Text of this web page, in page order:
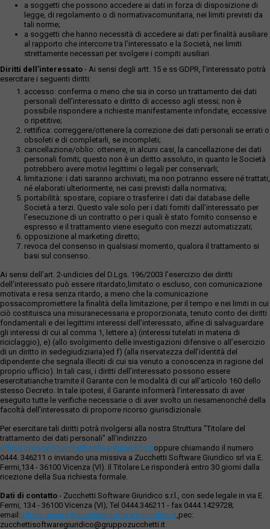
a soggetti che possono accedere ai dati in forza di disposizione di
legge, di regolamento o di normativacomunitaria, nei limiti previsti da
tali norme;
a soggetti che hanno necessità di accedere ai dati per finalità ausiliare
al rapporto che intercorre tra l’interessato e la Società, nei limiti
strettamente necessari per svolgere i compiti ausiliari.
Diritti dell’interessato - Ai sensi degli artt. 15 e ss GDPR, l’interessato potrà
esercitare i seguenti diritti:
accesso: conferma o meno che sia in corso un trattamento dei dati
personali dell’interessato e diritto di accesso agli stessi; non è
possibile rispondere a richieste manifestamente infondate, eccessive
o ripetitive;
rettifica: correggere/ottenere la correzione dei dati personali se errati o
obsoleti e di completarli, se incompleti;
cancellazione/oblio: ottenere, in alcuni casi, la cancellazione dei dati
personali forniti; questo non è un diritto assoluto, in quanto le Società
potrebbero avere motivi legittimi o legali per conservarli;
limitazione: i dati saranno archiviati, ma non potranno essere né trattati,
né elaborati ulteriormente, nei casi previsti dalla normativa;
portabilità: spostare, copiare o trasferire i dati dai database delle
Società a terzi. Questo vale solo per i dati forniti dall’interessato per
l’esecuzione di un contratto o per i quali è stato fornito consenso e
espresso e il trattamento viene eseguito con mezzi automatizzati;
opposizione al marketing diretto;
revoca del consenso in qualsiasi momento, qualora il trattamento si
basi sul consenso.
Ai sensi dell’art. 2-undicies del D.Lgs. 196/2003 l’esercizio dei diritti
dell’interessato può essere ritardato,limitato o escluso, con comunicazione
motivata e resa senza ritardo, a meno che la comunicazione
possacompromettere la finalità della limitazione, per il tempo e nei limiti in cui
ciò costituisca una misuranecessaria e proporzionata, tenuto conto dei diritti
fondamentali e dei legittimi interessi dell’interessato, alfine di salvaguardare
gli interessi di cui al comma 1, lettere a) (interessi tutelati in materia di
riciclaggio), e) (allo svolgimento delle investigazioni difensive o all’esercizio
di un diritto in sedegiudiziaria)ed f) (alla riservatezza dell’identità del
dipendente che segnala illeciti di cui sia venuto a conoscenza in ragione del
proprio ufficio). In tali casi, i diritti dell’interessato possono essere
esercitatianche tramite il Garante con le modalità di cui all’articolo 160 dello
stesso Decreto. In tale ipotesi, il Garante informerà l’interessato di aver
eseguito tutte le verifiche necessarie o di aver svolto un riesamenonché della
facoltà dell’interessato di proporre ricorso giurisdizionale.
Per esercitare tali diritti potrà rivolgersi alla nostra Struttura "Titolare del
trattamento dei dati personali" all'indirizzo
ufficio.privacy@zucchettisofwaregiuridico.itoppure chiamando il numero
0444. 346211 o inviando una missiva a Zucchetti Software Giuridico srl via E.
Fermi,134 - 36100 Vicenza (VI). Il Titolare Le risponderà entro 30 giorni dalla
ricezione della Sua richiesta formale.
Dati di contatto - Zucchetti Software Giuridico s.r.l., con sede legale in via E.
Fermi, 134 - 36100 Vicenza (VI); Tel 0444.346211 - fax 0444.1429728;
email:ufficio.privacy@zucchettisoftwaregiuridico.it,pec:
zucchettisoftwaregiuridico@gruppozucchetti.it